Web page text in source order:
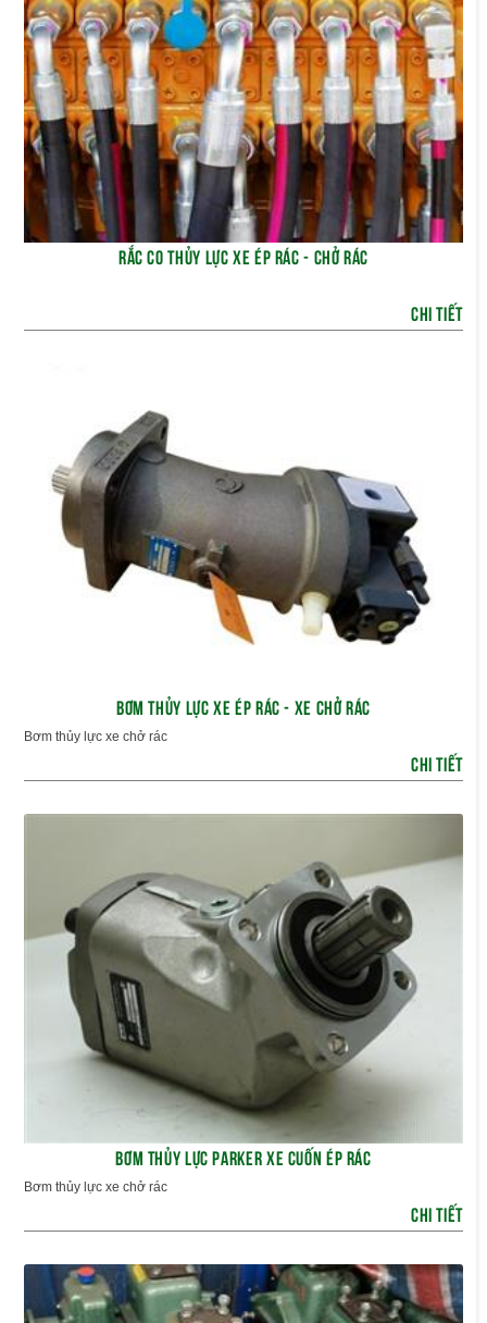
RẮC CO THỦY LỰC XE ÉP RÁC - CHỞ RÁC
CHI TIẾT
BƠM THỦY LỰC XE ÉP RÁC - XE CHỞ RÁC
Bơm thủy lực xe chở rác
CHI TIẾT
BƠM THỦY LỰC PARKER XE CUỐN ÉP RÁC
Bơm thủy lực xe chở rác
CHI TIẾT